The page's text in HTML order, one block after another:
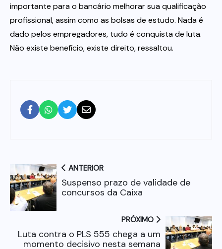
importante para o bancário melhorar sua qualificação
profissional, assim como as bolsas de estudo. Nada é
dado pelos empregadores, tudo é conquista de luta.
Não existe benefício, existe direito, ressaltou.
ANTERIOR
Suspenso prazo de validade de
concursos da Caixa
PRÓXIMO
Luta contra o PLS 555 chega a um
momento decisivo nesta semana